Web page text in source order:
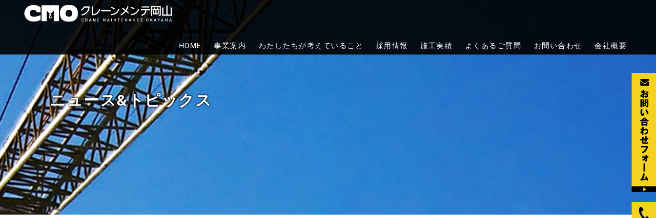
株式会社クレーンメンテ岡山｜岡山・倉敷の天井クレーン点検・メンテナンス
代行から緊急対応まで、確かな技術で工場・倉庫の安全をサポートします。
HOME 事業案内 わたしたちが考えていること 採用情報 施工実績 よくあるご質問 お問い合わせ 会社概要
ニュース&トピックス